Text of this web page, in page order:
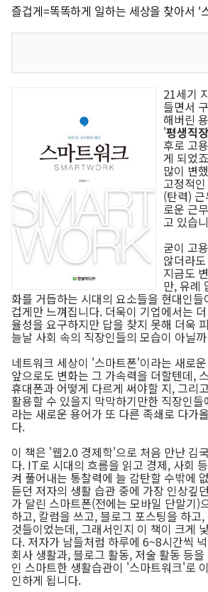
즐겁게=똑똑하게 일하는 세상을 찾아서 '
21세기
들면서
해버린
'평생직장
후로 고
게 되었
많이 변
고정적
(탄력)
로운 근
고 있습
굳이 고
않더라
지금도
만, 유례
화를 거듭하는 시대의 요소들을 현대인들
겁게만 느껴집니다. 더욱이 기업에서는
율성을 요구하지만 답을 찾지 못해 더욱
늘날 사회 속의 직장인들의 모습이 아닐
네트워크 세상이 '스마트폰'이라는 새로
앞으로도 변화는 그 가속력을 더할텐데,
휴대폰과 어떻게 다르게 써야할 지, 그리
활용할 수 있을지 막막하기만한 직장인
라는 새로운 용어가 또 다른 족쇄로 다가
다.
이 책은 '웹2.0 경제학'으로 처음 만난 김
다. IT로 시대의 흐름을 읽고 경제, 사회
켜 풀어내는 통찰력에 늘 감탄할 수밖에
듣던 저자의 생활 습관 중에 가장 인상깊
가 달린 스마트폰(전에는 모바일 단말기)
하고, 칼럼을 쓰고, 블로그 포스팅을 하고
것들이었는데, 그래서인지 이 책이 크게
다. 저자가 남들처럼 하루에 6~8시간씩
회사 생활과, 블로그 활동, 저술 활동 등
인 스마트한 생활습관이 '스마트워크'로
인하게 됩니다.